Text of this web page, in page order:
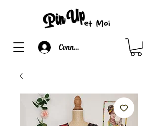
Connexion